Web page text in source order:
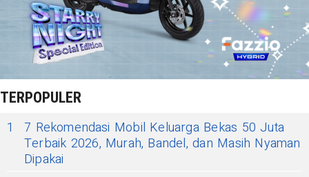
TERPOPULER
1
7 Rekomendasi Mobil Keluarga Bekas 50 Juta
Terbaik 2026, Murah, Bandel, dan Masih Nyaman
Dipakai